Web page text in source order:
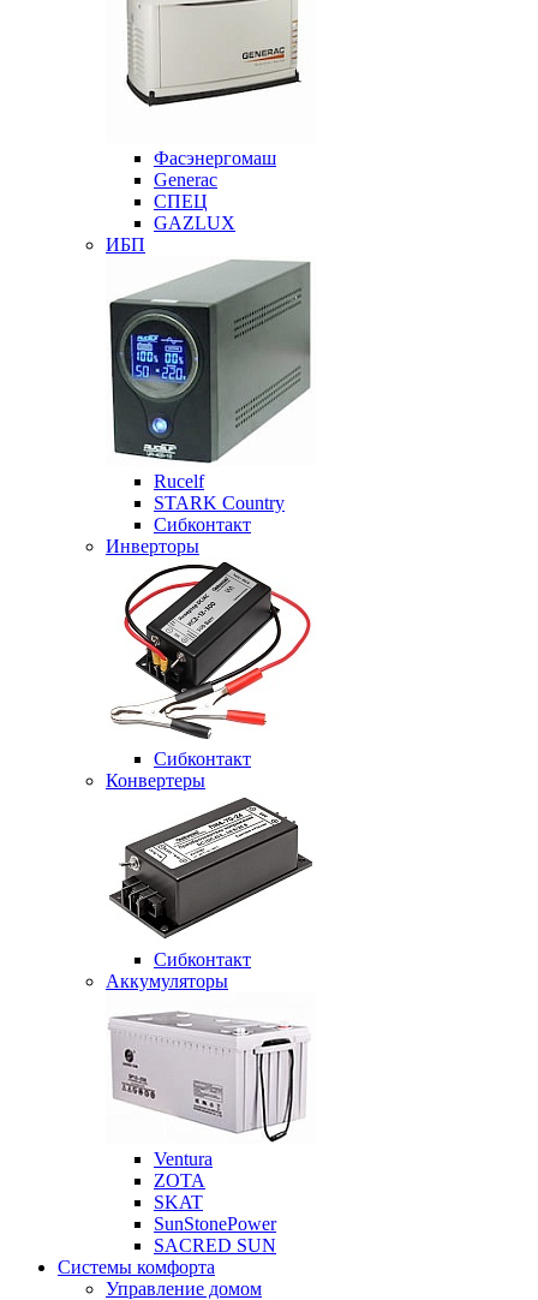
Фасэнергомаш
Generac
СПЕЦ
GAZLUX
ИБП
Rucelf
STARK Country
Сибконтакт
Инверторы
Сибконтакт
Конвертеры
Сибконтакт
Аккумуляторы
Ventura
ZOTA
SKAT
SunStonePower
SACRED SUN
Системы комфорта
Управление домом